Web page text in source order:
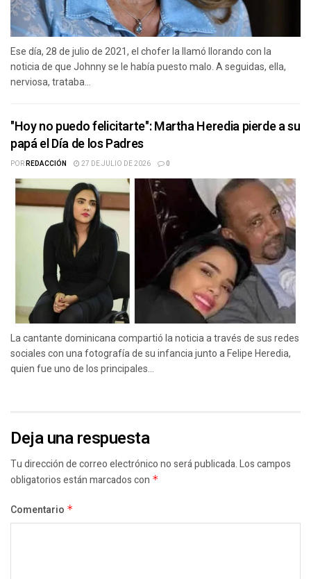
Ese día, 28 de julio de 2021, el chofer la llamó llorando con la
noticia de que Johnny se le había puesto malo. A seguidas, ella,
nerviosa, trataba...
"Hoy no puedo felicitarte": Martha Heredia pierde a su
papá el Día de los Padres
PORREDACCIÓN 27 DE JULIO DE 2026 0
La cantante dominicana compartió la noticia a través de sus redes
sociales con una fotografía de su infancia junto a Felipe Heredia,
quien fue uno de los principales...
Deja una respuesta
Tu dirección de correo electrónico no será publicada.Los campos
obligatorios están marcados con *
Comentario *